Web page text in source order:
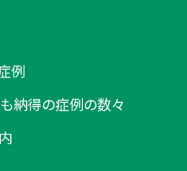
例
納得の症例の数々